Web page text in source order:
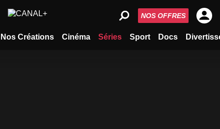
Nos Créations Cinéma Séries Sport Docs
NOS OFFRES